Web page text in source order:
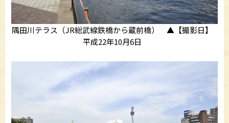
隅田川テラス（JR総武線鉄橋から蔵前橋） ▲【撮影日】
平成22年10月6日